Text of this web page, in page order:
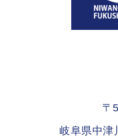
〒
岐阜県中津